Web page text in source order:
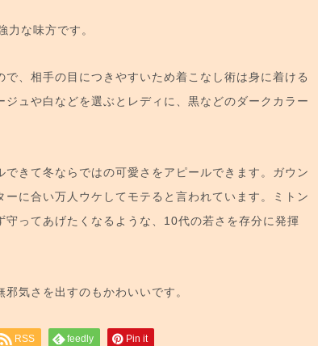
力な味方です。
、相手の目につきやすいため着こなし術は身に着ける
ュや白などを選ぶとレディに、黒などのダークカラー
きて冬ならではの可愛さをアピールできます。ガウン
に合い万人ウケしてモテると言われています。ミトン
ってあげたくなるような、10代の若さを存分に発揮
気さを出すのもかわいいです。
RSS feedly Pin it